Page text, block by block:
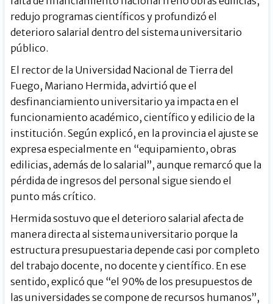
redujo programas científicos y profundizó el
deterioro salarial dentro del sistema universitario
público.
El rector de la Universidad Nacional de Tierra del
Fuego, Mariano Hermida, advirtió que el
desfinanciamiento universitario ya impacta en el
funcionamiento académico, científico y edilicio de la
institución. Según explicó, en la provincia el ajuste se
expresa especialmente en “equipamiento, obras
edilicias, además de lo salarial”, aunque remarcó que la
pérdida de ingresos del personal sigue siendo el
punto más crítico.
Hermida sostuvo que el deterioro salarial afecta de
manera directa al sistema universitario porque la
estructura presupuestaria depende casi por completo
del trabajo docente, no docente y científico. En ese
sentido, explicó que “el 90% de los presupuestos de
las universidades se compone de recursos humanos”,